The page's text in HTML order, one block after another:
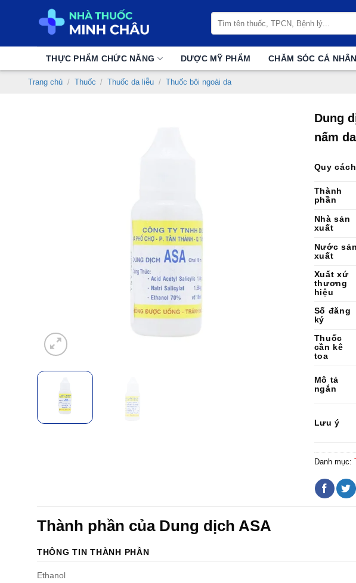
kiếm:
THỰC PHẨM CHỨC NĂNG DƯỢC MỸ PHẨM CHĂM SÓC CÁ NHÂN
Trang chủ / Thuốc / Thuốc da liễu / Thuốc bôi ngoài da
Dung
nấm
Quy cách
Thành
phần
Nhà sản
xuất
Nước sản
xuất
Xuất xứ
thương
hiệu
Số đăng
ký
Thuốc
cần kê
toa
Mô tả
ngắn
Lưu ý
Danh mục:
Thành phần của Dung dịch ASA
THÔNG TIN THÀNH PHẦN
Ethanol